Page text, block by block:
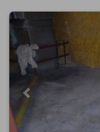
Previous